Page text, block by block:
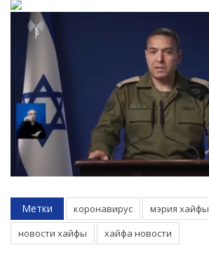
Метки коронавирус
мэрия хайфы
новости хайфы
хайфа новости